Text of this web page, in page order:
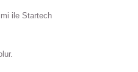
ile Startech